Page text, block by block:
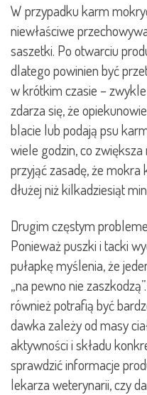
W przypadku karm
niewłaściwe
saszetki. Po otwarciu
dlatego powinien być
w krótkim czasie –
zdarza się, że
blacie lub podają psu
wiele godzin, co
przyjąć zasadę, że
dłużej niż kilkadziesiąt
Drugim częstym
Ponieważ puszki i tacki
pułapkę myślenia, że
„na pewno nie
również potrafią być
dawka zależy od masy
aktywności i składu
sprawdzić informacje
lekarza weterynarii, czy